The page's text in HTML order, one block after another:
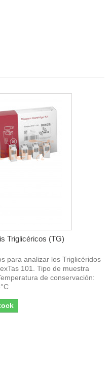
Triglicéricos (TG)
para analizar los Triglicéridos
101. Tipo de muestra
de conservación: